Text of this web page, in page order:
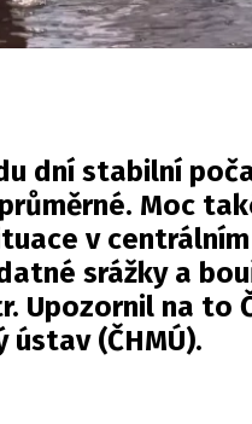
dní stabilní
Moc
v
srážky a
Upozornil na to
ústav (ČHMÚ).